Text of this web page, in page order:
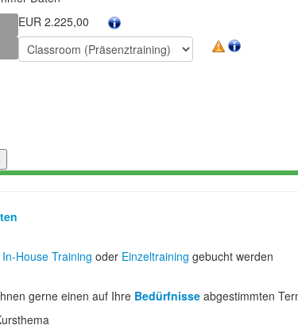
EUR 2.225,00
In-House Training oder Einzeltraining gebucht werden
gerne einen auf Ihre Bedürfnisse abgestimmten